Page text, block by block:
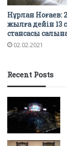
Нұрлан Ноғаев:
жылға дейін 13
стансасы
02.02.2021
Recent Posts